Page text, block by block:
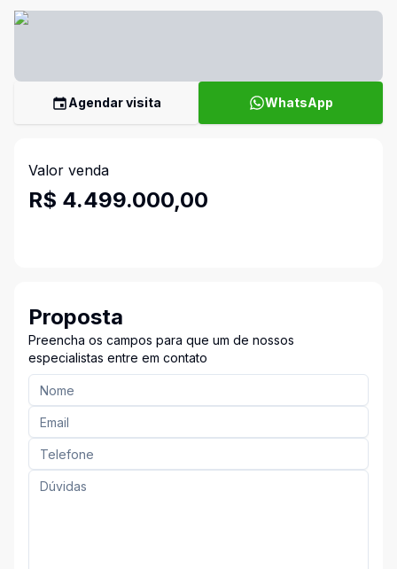
Agendar visita WhatsApp
Valor venda
R$ 4.499.000,00
Proposta
Preencha os campos para que um de nossos
especialistas entre em contato